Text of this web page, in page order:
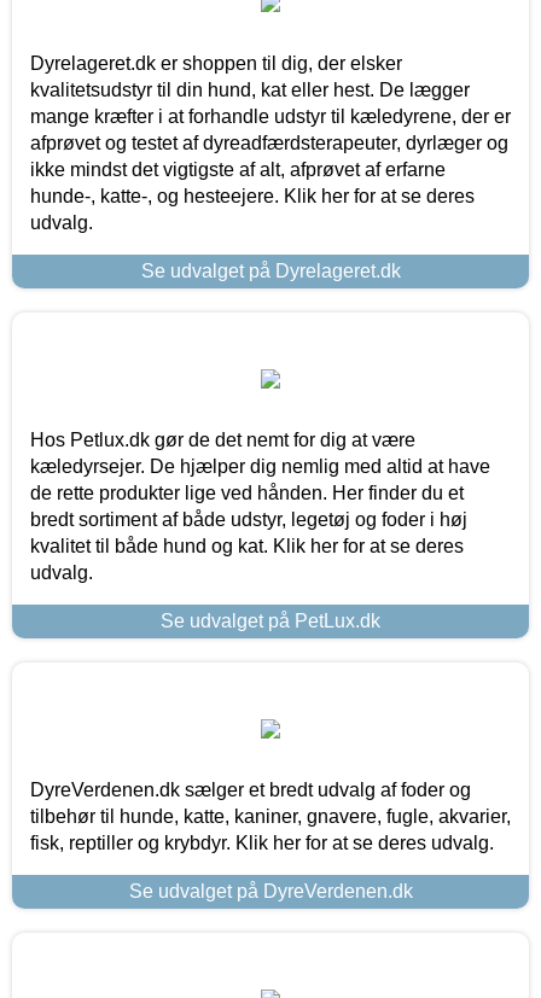
Dyrelageret.dk er shoppen til dig, der elsker
kvalitetsudstyr til din hund, kat eller hest. De lægger
mange kræfter i at forhandle udstyr til kæledyrene, der er
afprøvet og testet af dyreadfærdsterapeuter, dyrlæger og
ikke mindst det vigtigste af alt, afprøvet af erfarne
hunde-, katte-, og hesteejere. Klik her for at se deres
udvalg.
Se udvalget på Dyrelageret.dk
Hos Petlux.dk gør de det nemt for dig at være
kæledyrsejer. De hjælper dig nemlig med altid at have
de rette produkter lige ved hånden. Her finder du et
bredt sortiment af både udstyr, legetøj og foder i høj
kvalitet til både hund og kat. Klik her for at se deres
udvalg.
Se udvalget på PetLux.dk
DyreVerdenen.dk sælger et bredt udvalg af foder og
tilbehør til hunde, katte, kaniner, gnavere, fugle, akvarier,
fisk, reptiller og krybdyr. Klik her for at se deres udvalg.
Se udvalget på DyreVerdenen.dk